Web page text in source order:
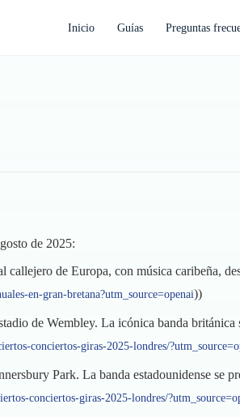
Inicio Guías Preguntas
de 2025:
de Europa, con música caribeña,
en-gran-bretana?utm_source=openai))
de Wembley. La icónica banda británica
conciertos-giras-2025-londres/
Park. La banda estadounidense se
conciertos-giras-2025-londres/